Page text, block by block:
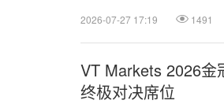
2026-07-27 17:19 1491
VT Markets 2026金
终极对决席位